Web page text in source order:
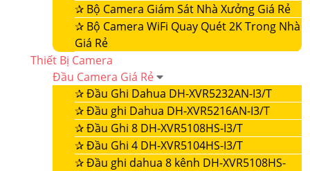
✰ Bộ Camera Giám Sát Nhà Xưởng Giá Rẻ
✰ Bộ Camera WiFi Quay Quét 2K Trong Nhà
Giá Rẻ
Thiết Bị Camera
Đầu Camera Giá Rẻ
✰Đầu Ghi Dahua DH-XVR5232AN-I3/T
✰Đầu ghi Dahua DH-XVR5216AN-I3/T
✰Đầu Ghi 8 DH-XVR5108HS-I3/T
✰Đầu Ghi 4 DH-XVR5104HS-I3/T
✰Đầu ghi dahua 8 kênh DH-XVR5108HS-